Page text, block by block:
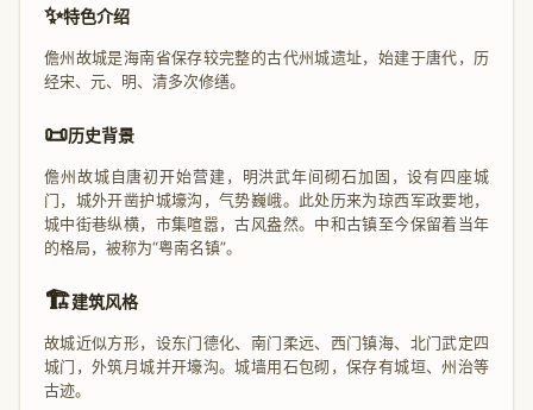
✨特色介绍
儋州故城是海南省保存较完整的古代州城遗址，始建于唐代，历
经宋、元、明、清多次修缮。
📜历史背景
儋州故城自唐初开始营建，明洪武年间砌石加固，设有四座城
门，城外开凿护城壕沟，气势巍峨。此处历来为琼西军政要地，
城中街巷纵横，市集喧嚣，古风盎然。中和古镇至今保留着当年
的格局，被称为“粤南名镇”。
🏗️建筑风格
故城近似方形，设东门德化、南门柔远、西门镇海、北门武定四
城门，外筑月城并开壕沟。城墙用石包砌，保存有城垣、州治等
古迹。